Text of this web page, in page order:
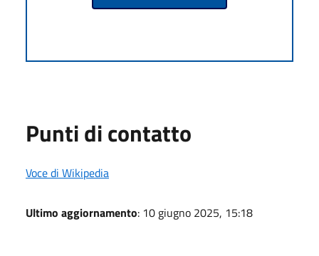
Punti di contatto
Voce di Wikipedia
Ultimo aggiornamento: 10 giugno 2025, 15:18